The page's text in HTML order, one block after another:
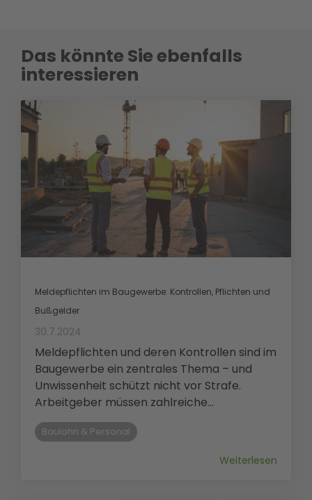
Das könnte Sie ebenfalls
interessieren
Meldepflichten im Baugewerbe: Kontrollen, Pflichten und
Bußgelder
30.7.2024
Meldepflichten und deren Kontrollen sind im
Baugewerbe ein zentrales Thema – und
Unwissenheit schützt nicht vor Strafe.
Arbeitgeber müssen zahlreiche...
Baulohn & Personal
Weiterlesen